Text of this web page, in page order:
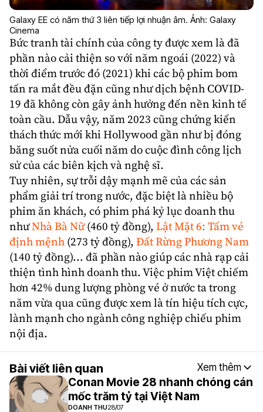
Galaxy EE có năm thứ 3 liên tiếp lợi nhuận âm. Ảnh: Galaxy
Cinema
Bức tranh tài chính của công ty được xem là đã
phần nào cải thiện so với năm ngoái (2022) và
thời điểm trước đó (2021) khi các bộ phim bom
tấn ra mắt đều đặn cũng như dịch bệnh COVID-
19 đã không còn gây ảnh hưởng đến nền kinh tế
toàn cầu. Dẫu vậy, năm 2023 cũng chứng kiến
thách thức mới khi Hollywood gần như bị đóng
băng suốt nửa cuối năm do cuộc đình công lịch
sử của các biên kịch và nghệ sĩ.
Tuy nhiên, sự trỗi dậy mạnh mẽ của các sản
phẩm giải trí trong nước, đặc biệt là nhiều bộ
phim ăn khách, có phim phá kỷ lục doanh thu
nhưNhà Bà Nữ(460 tỷ đồng), Lật Mặt 6: Tấm vé
định mệnh (273 tỷ đồng), Đất Rừng Phương Nam
(140 tỷ đồng)... đã phần nào giúp các nhà rạp cải
thiện tình hình doanh thu. Việc phim Việt chiếm
hơn 42% dung lượng phòng vé ở nước ta trong
năm vừa qua cũng được xem là tín hiệu tích cực,
lành mạnh cho ngành công nghiệp chiếu phim
nội địa.
Bài viết liên quan Xem thêm
Conan Movie 28 nhanh chóng cán
mốc trăm tỷ tại Việt Nam
DOANH THU28/07